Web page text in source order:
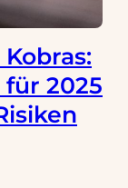
2025